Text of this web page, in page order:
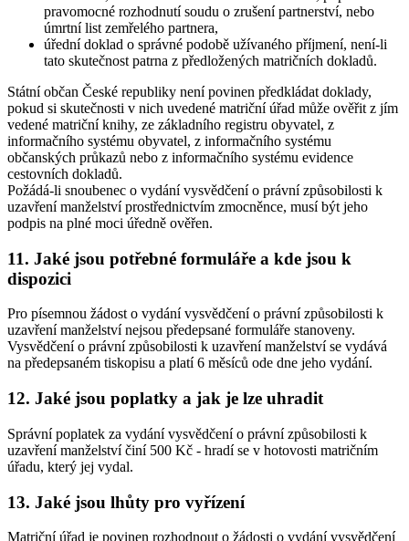
pravomocné rozhodnutí soudu o zrušení partnerství, nebo
úmrtní list zemřelého partnera,
úřední doklad o správné podobě užívaného příjmení, není-li
tato skutečnost patrna z předložených matričních dokladů.
Státní občan České republiky není povinen předkládat doklady,
pokud si skutečnosti v nich uvedené matriční úřad může ověřit z jím
vedené matriční knihy, ze základního registru obyvatel, z
informačního systému obyvatel, z informačního systému
občanských průkazů nebo z informačního systému evidence
cestovních dokladů.
Požádá-li snoubenec o vydání vysvědčení o právní způsobilosti k
uzavření manželství prostřednictvím zmocněnce, musí být jeho
podpis na plné moci úředně ověřen.
11. Jaké jsou potřebné formuláře a kde jsou k
dispozici
Pro písemnou žádost o vydání vysvědčení o právní způsobilosti k
uzavření manželství nejsou předepsané formuláře stanoveny.
Vysvědčení o právní způsobilosti k uzavření manželství se vydává
na předepsaném tiskopisu a platí 6 měsíců ode dne jeho vydání.
12. Jaké jsou poplatky a jak je lze uhradit
Správní poplatek za vydání vysvědčení o právní způsobilosti k
uzavření manželství činí 500 Kč - hradí se v hotovosti matričním
úřadu, který jej vydal.
13. Jaké jsou lhůty pro vyřízení
Matriční úřad je povinen rozhodnout o žádosti o vydání vysvědčení